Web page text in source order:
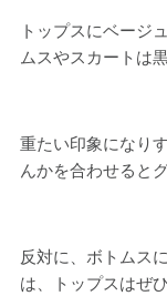
トップスにベージ
ムスやスカートは
重たい印象になり
んかを合わせると
反対に、ボトムス
は、トップスはぜ